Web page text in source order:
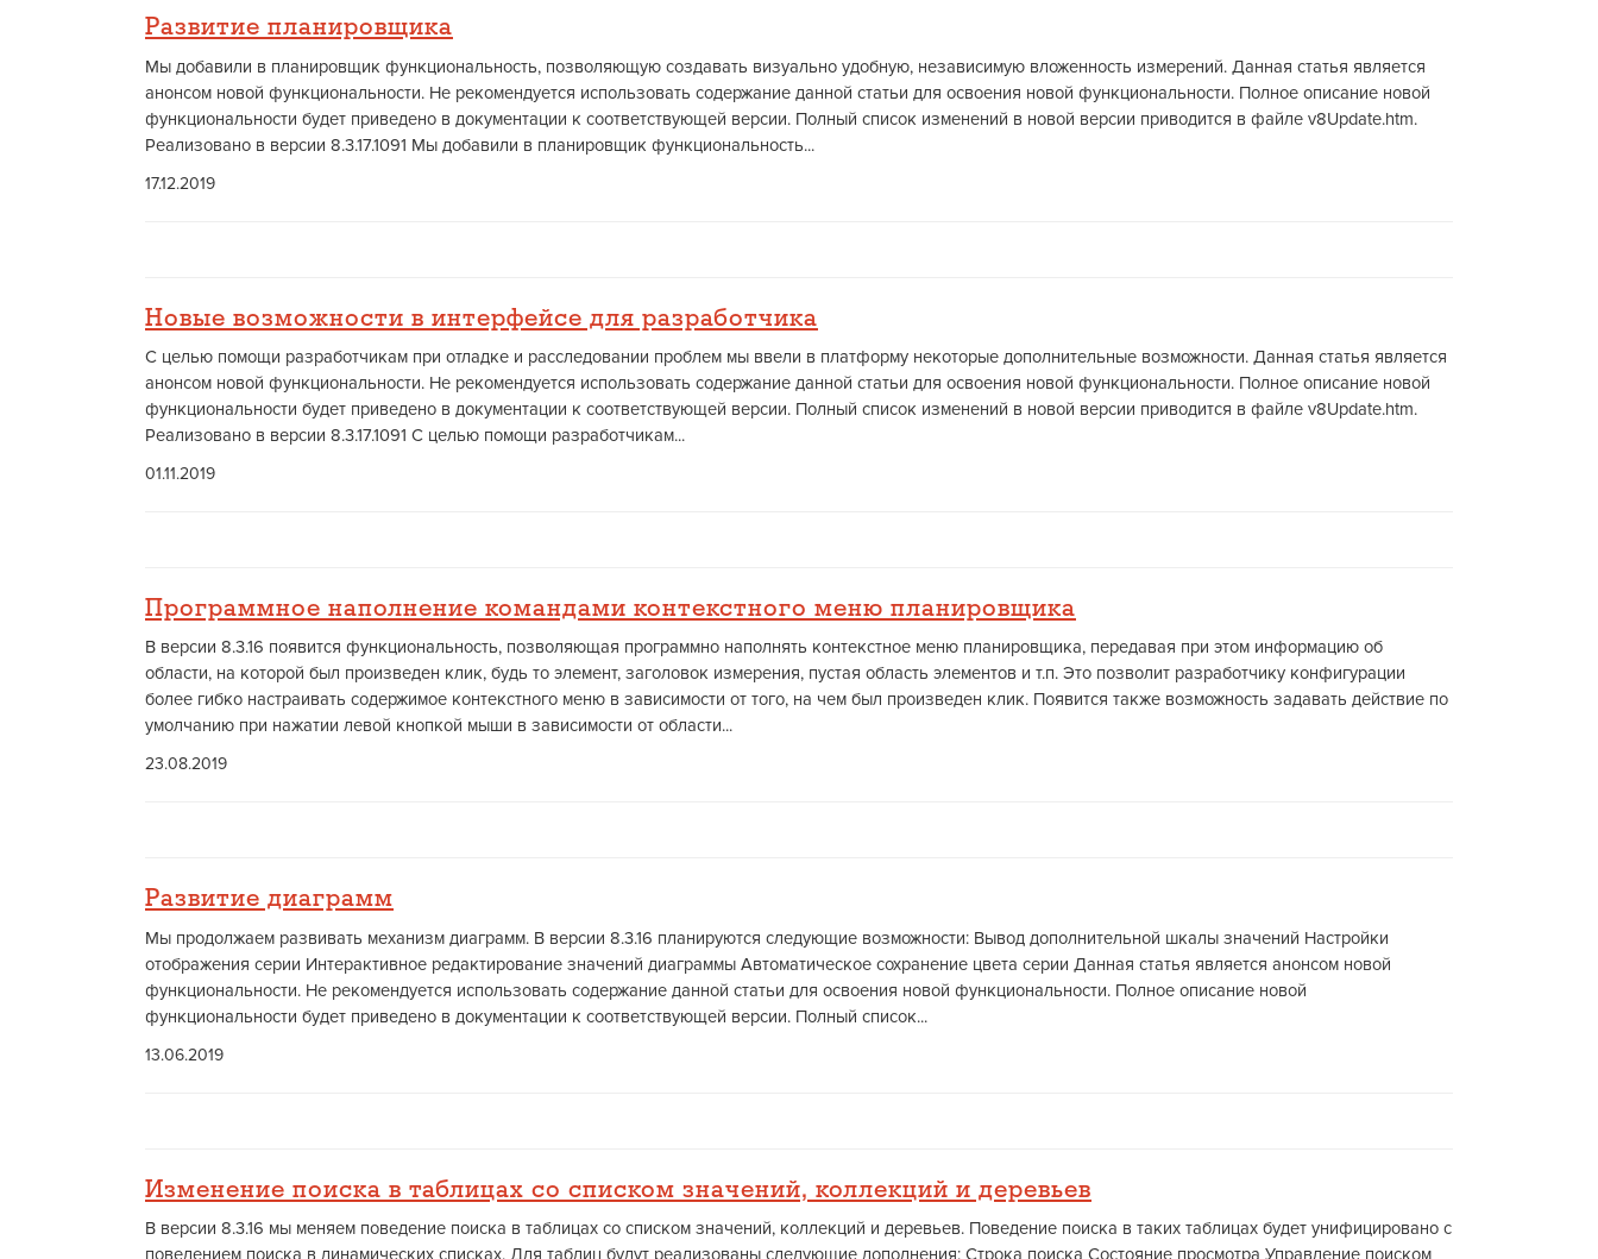
Развитие планировщика
Мы добавили в планировщик функциональность, позволяющую создавать визуально удобную, независимую вложенность измерений. Данная статья является
анонсом новой функциональности. Не рекомендуется использовать содержание данной статьи для освоения новой функциональности. Полное описание новой
функциональности будет приведено в документации к соответствующей версии. Полный список изменений в новой версии приводится в файле v8Update.htm.
Реализовано в версии 8.3.17.1091 Мы добавили в планировщик функциональность...
17.12.2019
Новые возможности в интерфейсе для разработчика
С целью помощи разработчикам при отладке и расследовании проблем мы ввели в платформу некоторые дополнительные возможности. Данная статья является
анонсом новой функциональности. Не рекомендуется использовать содержание данной статьи для освоения новой функциональности. Полное описание новой
функциональности будет приведено в документации к соответствующей версии. Полный список изменений в новой версии приводится в файле v8Update.htm.
Реализовано в версии 8.3.17.1091 С целью помощи разработчикам...
01.11.2019
Программное наполнение командами контекстного меню планировщика
В версии 8.3.16 появится функциональность, позволяющая программно наполнять контекстное меню планировщика, передавая при этом информацию об
области, на которой был произведен клик, будь то элемент, заголовок измерения, пустая область элементов и т.п. Это позволит разработчику конфигурации
более гибко настраивать содержимое контекстного меню в зависимости от того, на чем был произведен клик. Появится также возможность задавать действие по
умолчанию при нажатии левой кнопкой мыши в зависимости от области...
23.08.2019
Развитие диаграмм
Мы продолжаем развивать механизм диаграмм. В версии 8.3.16 планируются следующие возможности: Вывод дополнительной шкалы значений Настройки
отображения серии Интерактивное редактирование значений диаграммы Автоматическое сохранение цвета серии Данная статья является анонсом новой
функциональности. Не рекомендуется использовать содержание данной статьи для освоения новой функциональности. Полное описание новой
функциональности будет приведено в документации к соответствующей версии. Полный список...
13.06.2019
Изменение поиска в таблицах со списком значений, коллекций и деревьев
В версии 8.3.16 мы меняем поведение поиска в таблицах со списком значений, коллекций и деревьев. Поведение поиска в таких таблицах будет унифицировано с
поведением поиска в динамических списках. Для таблиц будут реализованы следующие дополнения: Строка поиска Состояние просмотра Управление поиском